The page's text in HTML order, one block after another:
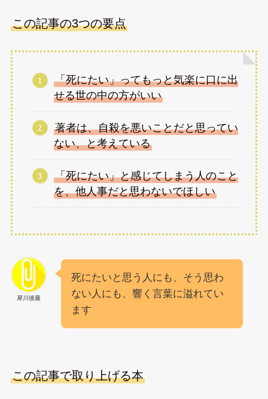
この記事の3つの要点
「死にたい」ってもっと気楽に口に出
せる世の中の方がいい
著者は、自殺を悪いことだと思ってい
ない、と考えている
「死にたい」と感じてしまう人のこと
を、他人事だと思わないでほしい
犀川後藤
死にたいと思う人にも、そう思わ
ない人にも、響く言葉に溢れてい
ます
この記事で取り上げる本